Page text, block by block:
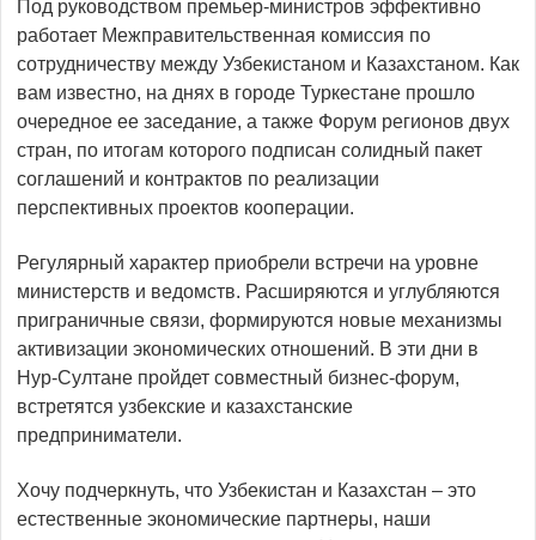
Под руководством премьер-министров эффективно
работает Межправительственная комиссия по
сотрудничеству между Узбекистаном и Казахстаном. Как
вам известно, на днях в городе Туркестане прошло
очередное ее заседание, а также Форум регионов двух
стран, по итогам которого подписан солидный пакет
соглашений и контрактов по реализации
перспективных проектов кооперации.
Регулярный характер приоб­рели встречи на уровне
министерств и ведомств. Расширяются и углубляются
приграничные связи, формируются новые механизмы
активизации экономических отношений. В эти дни в
Нур-Султане пройдет совместный бизнес-форум,
встретятся узбекские и казахстанские
предприниматели.
Хочу подчеркнуть, что Узбекистан и Казахстан – это
естественные экономические партнеры, наши